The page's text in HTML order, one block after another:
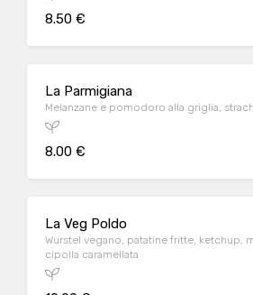
8.50 €
La Parmigiana
Melanzane e
8.00 €
La Veg Poldo
Wurstel vegano, patatine fritte, ketchup,
cipolla caramellata